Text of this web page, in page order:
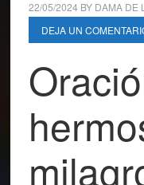
22/05/2024 BY DAMA DE
DEJA UN